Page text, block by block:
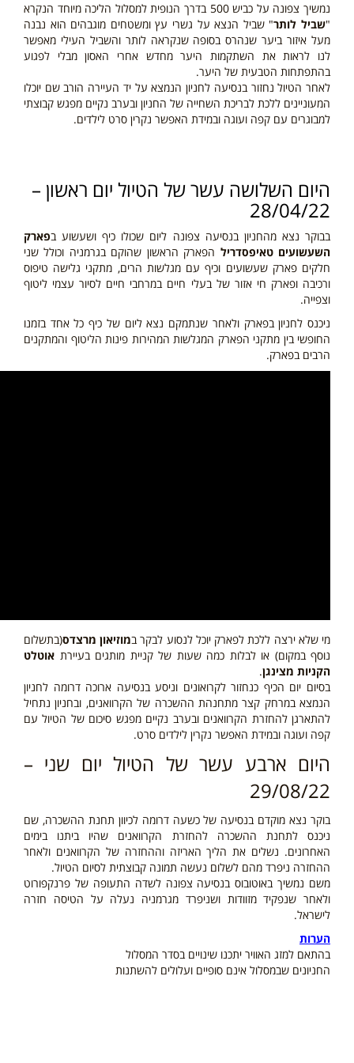
נמשיך צפונה על כביש 500 בדרך הנופית למסלול הליכה מיוחד הנקרא
"שביל לותר" שביל הנצא על גשרי עץ ומשטחים מוגבהים הוא נבנה
מעל איזור ביער שנהרס בסופה שנקראה לותר והשביל העילי מאפשר
לנו לראות את השתקמות היער מחדש אחרי האסון מבלי לפגוע
בהתפתחות הטבעית של היער.
לאחר הטיול נחזור בנסיעה לחניון הנמצא על יד העיירה הורב שם יוכלו
המעוניינים ללכת לבריכת השחייה של החניון ובערב נקיים מפגש קבוצתי
למבוגרים עם קפה ועוגה ובמידת האפשר נקרין סרט לילדים.
היום השלושה עשר של הטיול יום ראשון –
28/04/22
בבוקר נצא מהחניון בנסיעה צפונה ליום שכולו כיף ושעשוע בפארק
השעשועים טאיפסדריל הפארק הראשון שהוקם בגרמניה וכולל שני
חלקים פארק שעשועים וכיף עם מגלשות הרים, מתקני גלישה טיפוס
ורכיבה ופארק חי אזור של בעלי חיים במרחבי חיים לסיור עצמי ליטוף
וצפייה.
ניכנס לחניון בפארק ולאחר שנתמקם נצא ליום של כיף כל אחד בזמנו
החופשי בין מתקני הפארק המגלשות המהירות פינות הליטוף והמתקנים
הרבים בפארק.
מי שלא ירצה ללכת לפארק יוכל לנסוע לבקר במוזיאון מרצדס(בתשלום
נוסף במקום) או לבלות כמה שעות של קניית מותגים בעיירת אוטלט
הקניות מצינגן.
בסיום יום הכיף כנחזור לקרואונים וניסע בנסיעה ארוכה דרומה לחניון
הנמצא במרחק קצר מתחנהת ההשכרה של הקרוואנים, ובחניון נתחיל
להתארגן להחזרת הקרוואנים ובערב נקיים מפגש סיכום של הטיול עם
קפה ועוגה ובמידת האפשר נקרין לילדים סרט.
היום ארבע עשר של הטיול יום שני –
29/08/22
בוקר נצא מוקדם בנסיעה של כשעה דרומה לכיוון תחנת ההשכרה, שם
ניכנס לתחנת ההשכרה להחזרת הקרוואנים שהיו ביתנו בימים
האחרונים. נשלים את הליך האריזה וההחזרה של הקרוואנים ולאחר
ההחזרה ניפרד מהם לשלום נעשה תמונה קבוצתית לסיום הטיול.
משם נמשיך באוטובוס בנסיעה צפונה לשדה התעופה של פרנקפורוט
ולאחר שנפקיד מזוודות ושניפרד מגרמניה נעלה על הטיסה חזרה
לישראל.
הערות
בהתאם למזג האוויר יתכנו שינויים בסדר המסלול
החניונים שבמסלול אינם סופיים ועלולים להשתנות